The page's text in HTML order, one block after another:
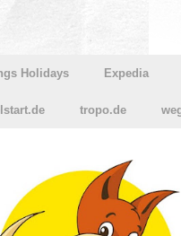
Holidays Expedia
tropo.de